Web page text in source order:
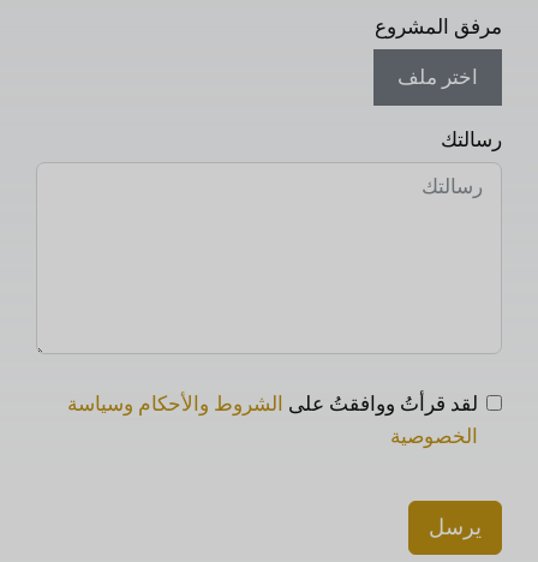
مرفق المشروع
اختر ملف
رسالتك
لقد قرأتُ ووافقتُ على الشروط والأحكام وسياسة
الخصوصية
يرسل